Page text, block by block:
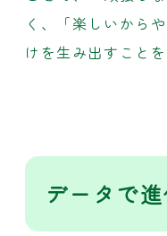
く、「楽しいから
けを生み出すこと
データで